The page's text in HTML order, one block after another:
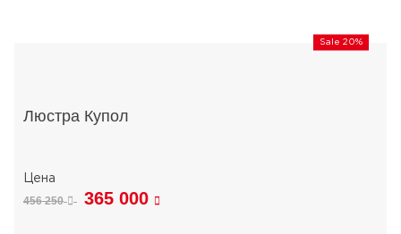
Sale 20%
Люстра Купол
456 250 365 000